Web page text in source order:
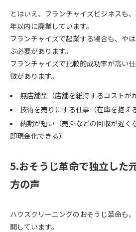
とはいえ、フランチャイズビジネスも
年以内に廃業しています。
フランチャイズで起業する場合も、や
ぶ必要があります。
フランチャイズで比較的成功率が高い
徴があります。
無店舗型（店舗を維持するコストが
技術を売りにする仕事（在庫を抱え
納期が短い（売掛などの回収が遅く
即現金化できる）
5.おそうじ革命で独立した
方の声
ハウスクリーニングのおそうじ革命も
開しています。